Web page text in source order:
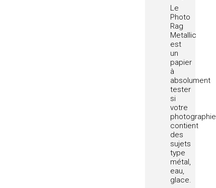
Le
Photo
Rag
Metallic
est
un
papier
à
absolument
tester
si
votre
photographie
contient
des
sujets
type
métal,
eau,
glace.